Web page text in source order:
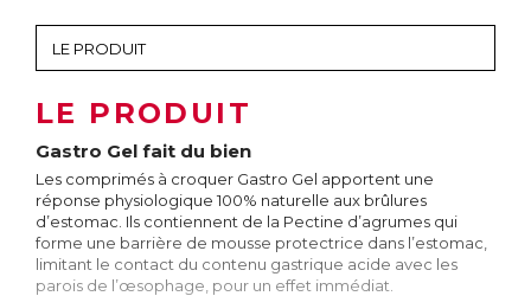
LE PRODUIT
Gastro Gel fait du bien
Les comprimés à croquer Gastro Gel apportent une
réponse physiologique 100% naturelle aux brûlures
d’estomac. Ils contiennent de la Pectine d’agrumes qui
forme une barrière de mousse protectrice dans l’estomac,
limitant le contact du contenu gastrique acide avec les
parois de l’œsophage, pour un effet immédiat.